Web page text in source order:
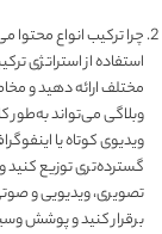
چرا ترکیب انواع محتوا
استفاده از استراتژی
مختلف ارائه دهید و
وبلاگی می‌تواند
ویدیوی کوتاه یا
گسترده‌تری توزیع کنید
تصویری، ویدیویی و
برقرار کنید و پوشش